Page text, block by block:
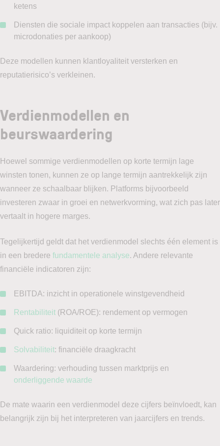
ketens
Diensten die sociale impact koppelen aan transacties (bijv.
microdonaties per aankoop)
Deze modellen kunnen klantloyaliteit versterken en
reputatierisico’s verkleinen.
Verdienmodellen en
beurswaardering
Hoewel sommige verdienmodellen op korte termijn lage
winsten tonen, kunnen ze op lange termijn aantrekkelijk zijn
wanneer ze schaalbaar blijken. Platforms bijvoorbeeld
investeren zwaar in groei en netwerkvorming, wat zich pas later
vertaalt in hogere marges.
Tegelijkertijd geldt dat het verdienmodel slechts één element is
in een bredere fundamentele analyse. Andere relevante
financiële indicatoren zijn:
EBITDA: inzicht in operationele winstgevendheid
Rentabiliteit (ROA/ROE): rendement op vermogen
Quick ratio: liquiditeit op korte termijn
Solvabiliteit: financiële draagkracht
Waardering: verhouding tussen marktprijs en
onderliggende waarde
De mate waarin een verdienmodel deze cijfers beïnvloedt, kan
belangrijk zijn bij het interpreteren van jaarcijfers en trends.